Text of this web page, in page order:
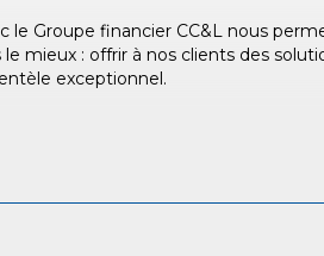
le Groupe financier CC&L nous
le mieux : offrir à nos clients des
exceptionnel.